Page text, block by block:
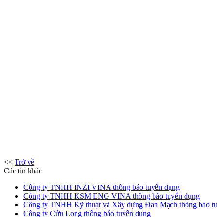
<< Trở về
Các tin khác
Công ty TNHH INZI VINA thông báo tuyển dụng
Công ty TNHH KSM ENG VINA thông báo tuyển dụng
Công ty TNHH Kỹ thuật và Xây dựng Đan Mạch thông báo
Công ty Cửu Long thông báo tuyển dụng